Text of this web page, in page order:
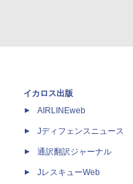
イカロス出版
AIRLINEweb
Jディフェンスニュース
通訳翻訳ジャーナル
JレスキューWeb